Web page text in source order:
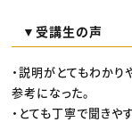
▼受講生の声
・説明がとてもわかり
参考になった。
・とても丁寧で聞きや